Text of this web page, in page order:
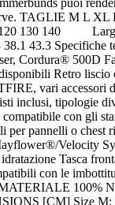
TAGLIE M L XL
130 140
43.3 Specifiche
Cordura® 500D
Retro liscio
vari accessori
inclusi, tipologie
con gli
per pannelli o chest
Velocity
Tasca
con le
MATERIALE 100%
[CM] Size M: